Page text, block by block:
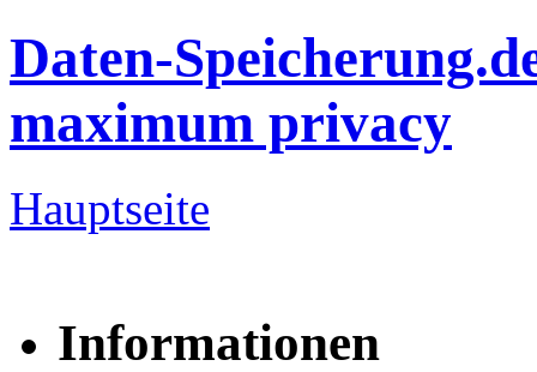
Daten-
maximum privacy
Hauptseite
Informationen